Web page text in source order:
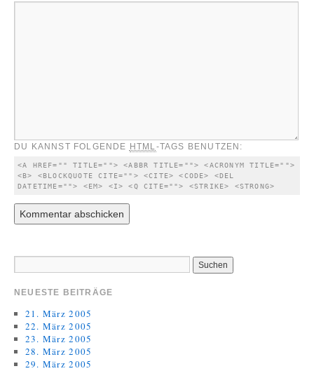
DU KANNST FOLGENDE HTML-TAGS BENUTZEN:
<A HREF="" TITLE=""> <ABBR TITLE=""> <ACRONYM TITLE="">
<B> <BLOCKQUOTE CITE=""> <CITE> <CODE> <DEL
DATETIME=""> <EM> <I> <Q CITE=""> <STRIKE> <STRONG>
NEUESTE BEITRÄGE
21. März 2005
22. März 2005
23. März 2005
28. März 2005
29. März 2005